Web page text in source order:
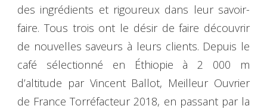
des ingrédients et rigoureux dans leur savoir-
faire. Tous trois ont le désir de faire découvrir
de nouvelles saveurs à leurs clients. Depuis le
café sélectionné en Éthiopie à 2 000 m
d’altitude par Vincent Ballot, Meilleur Ouvrier
de France Torréfacteur 2018, en passant par la